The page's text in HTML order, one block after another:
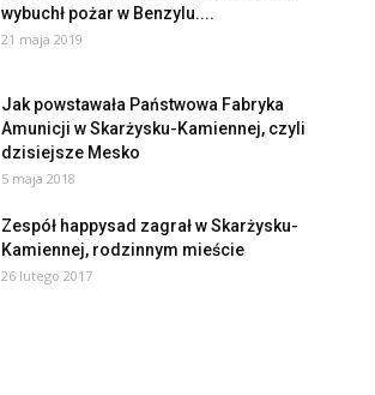
wybuchł pożar w Benzylu....
21 maja 2019
Jak powstawała Państwowa Fabryka
Amunicji w Skarżysku-Kamiennej, czyli
dzisiejsze Mesko
5 maja 2018
Zespół happysad zagrał w Skarżysku-
Kamiennej, rodzinnym mieście
26 lutego 2017